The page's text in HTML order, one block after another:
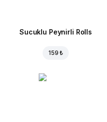
Sucuklu Peynirli Rolls
159 ₺